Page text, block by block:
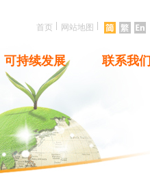
首页 网站地图
可持续发展 联系我们